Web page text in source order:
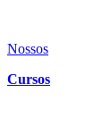
Nossos
Cursos